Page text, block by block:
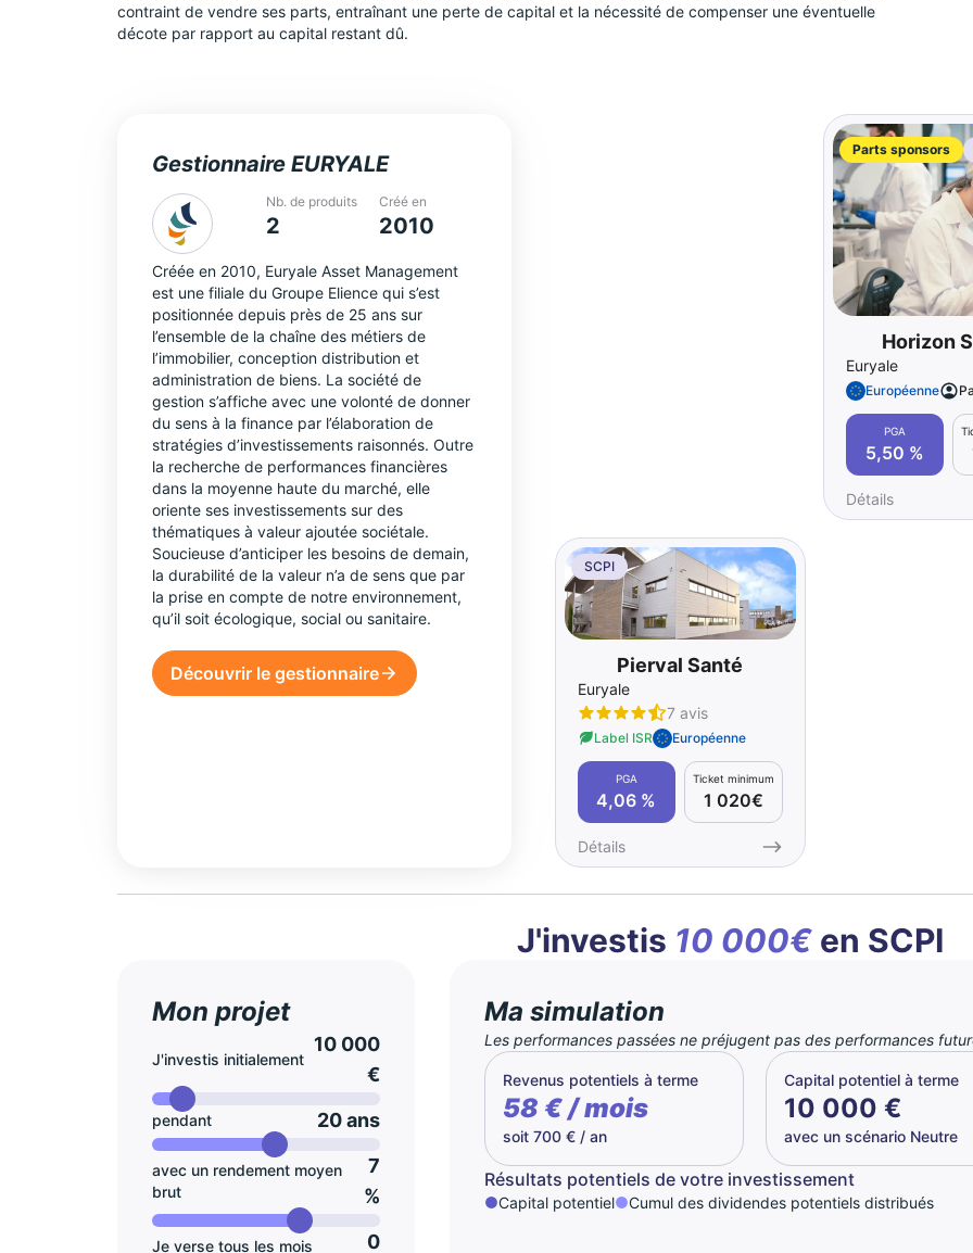
contraint de vendre ses parts, entraînant une perte de capital et la nécessité de compenser une éventuelle
décote par rapport au capital restant dû.
Gestionnaire EURYALE
Nb. de produits
2
Créé en
2010
Créée en 2010, Euryale Asset Management
est une filiale du Groupe Elience qui s’est
positionnée depuis près de 25 ans sur
l’ensemble de la chaîne des métiers de
l’immobilier, conception distribution et
administration de biens. La société de
gestion s’affiche avec une volonté de donner
du sens à la finance par l’élaboration de
stratégies d’investissements raisonnés. Outre
la recherche de performances financières
dans la moyenne haute du marché, elle
oriente ses investissements sur des
thématiques à valeur ajoutée sociétale.
Soucieuse d’anticiper les besoins de demain,
la durabilité de la valeur n’a de sens que par
la prise en compte de notre environnement,
qu’il soit écologique, social ou sanitaire.
Découvrir le gestionnaire
Parts sponsors
Horizon
Euryale
Européenne
PGA
5,50 %
Détails
SCPI
Pierval Santé
Euryale
7 avis
Label ISR Européenne
PGA
4,06 %
Ticket minimum
1 020€
Détails
J'investis 10 000€en SCPI
Mon projet
J'investis initialement
10 000
€
pendant 20 ans
avec un rendement moyen
brut
7
%
Je verse tous les mois 0
Ma simulation
Les performances passées ne préjugent pas des performances
Revenus potentiels à terme
58 € / mois
soit 700 € / an
Capital potentiel à terme
10 000 €
avec un scénario Neutre
Résultats potentiels de votre investissement
Capital potentiel Cumul des dividendes potentiels distribués